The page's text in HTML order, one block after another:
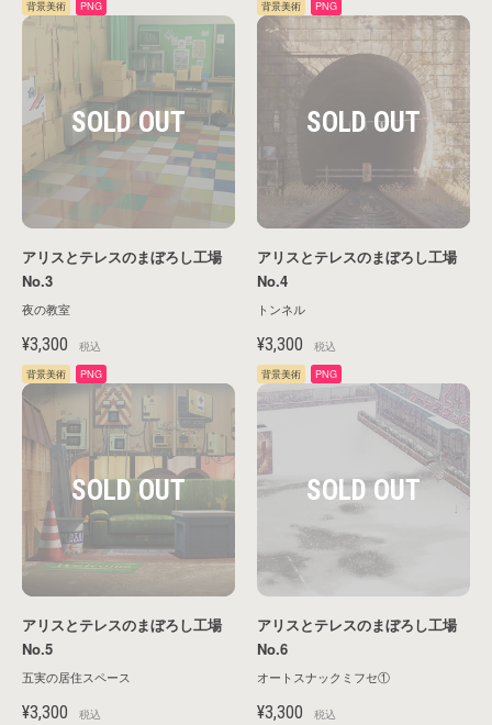
エピソード
検索する
背景美術 PNG 背景美術 PNG
アリスとテレスのまぼろし工場
No.3
夜の教室
¥3,300 税込
背景美術 PNG
アリスとテレスのまぼろし工場
No.4
トンネル
¥3,300 税込
背景美術 PNG
アリスとテレスのまぼろし工場
No.5
五実の居住スペース
¥3,300 税込
アリスとテレスのまぼろし工場
No.6
オートスナックミフセ①
¥3,300 税込